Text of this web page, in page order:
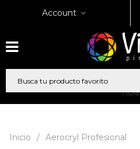
Account
hola
Inicio / Aerocryl Profesional